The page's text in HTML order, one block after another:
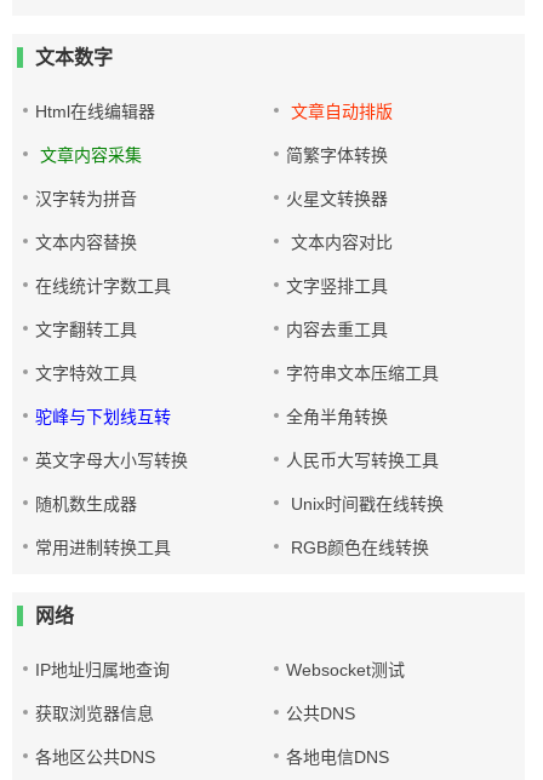
文本数字
Html在线编辑器 文章自动排版
文章内容采集 简繁字体转换
汉字转为拼音 火星文转换器
文本内容替换 文本内容对比
在线统计字数工具 文字竖排工具
文字翻转工具 内容去重工具
文字特效工具 字符串文本压缩工具
驼峰与下划线互转 全角半角转换
英文字母大小写转换 人民币大写转换工具
随机数生成器 Unix时间戳在线转换
常用进制转换工具 RGB颜色在线转换
网络
IP地址归属地查询 Websocket测试
获取浏览器信息 公共DNS
各地区公共DNS 各地电信DNS